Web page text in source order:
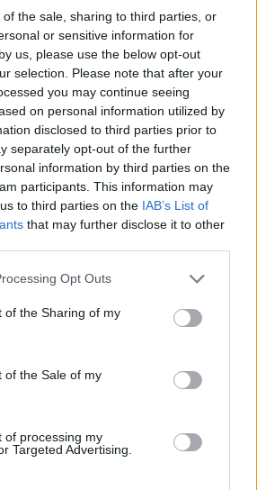
the sale, sharing to third parties, or
or sensitive information for
us, please use the below opt-out
selection. Please note that after your
you may continue seeing
on personal information utilized by
disclosed to third parties prior to
separately opt-out of the further
information by third parties on the
participants. This information may
to third parties on the IAB’s List of
that may further disclose it to other
Opt Outs
of the Sharing of my
of the Sale of my
of processing my
Targeted Advertising.
– Így lesz gyönyörű
is
Márta 4 perc